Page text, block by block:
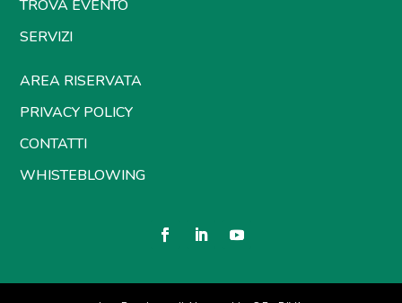
TROVA EVENTO
SERVIZI
AREA RISERVATA
PRIVACY POLICY
CONTATTI
WHISTEBLOWING